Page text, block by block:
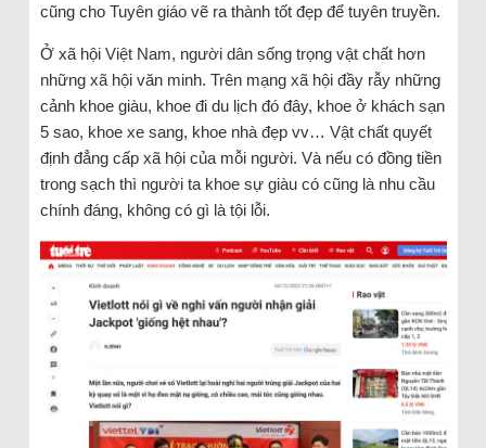
cũng cho Tuyên giáo vẽ ra thành tốt đẹp để tuyên truyền.
Ở xã hội Việt Nam, người dân sống trọng vật chất hơn
những xã hội văn minh. Trên mạng xã hội đầy rẫy những
cảnh khoe giàu, khoe đi du lịch đó đây, khoe ở khách sạn
5 sao, khoe xe sang, khoe nhà đẹp vv… Vật chất quyết
định đẳng cấp xã hội của mỗi người. Và nếu có đồng tiền
trong sạch thì người ta khoe sự giàu có cũng là nhu cầu
chính đáng, không có gì là tội lỗi.